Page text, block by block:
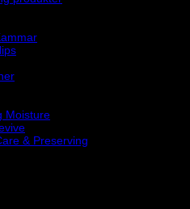
Moisture
& Preserving